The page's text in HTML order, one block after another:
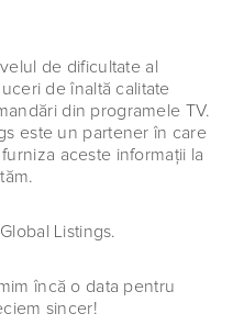
de dificultate al
de înaltă calitate
din programele TV.
este un partener în care
aceste informaţii la
Listings.
încă o data pentru
sincer!